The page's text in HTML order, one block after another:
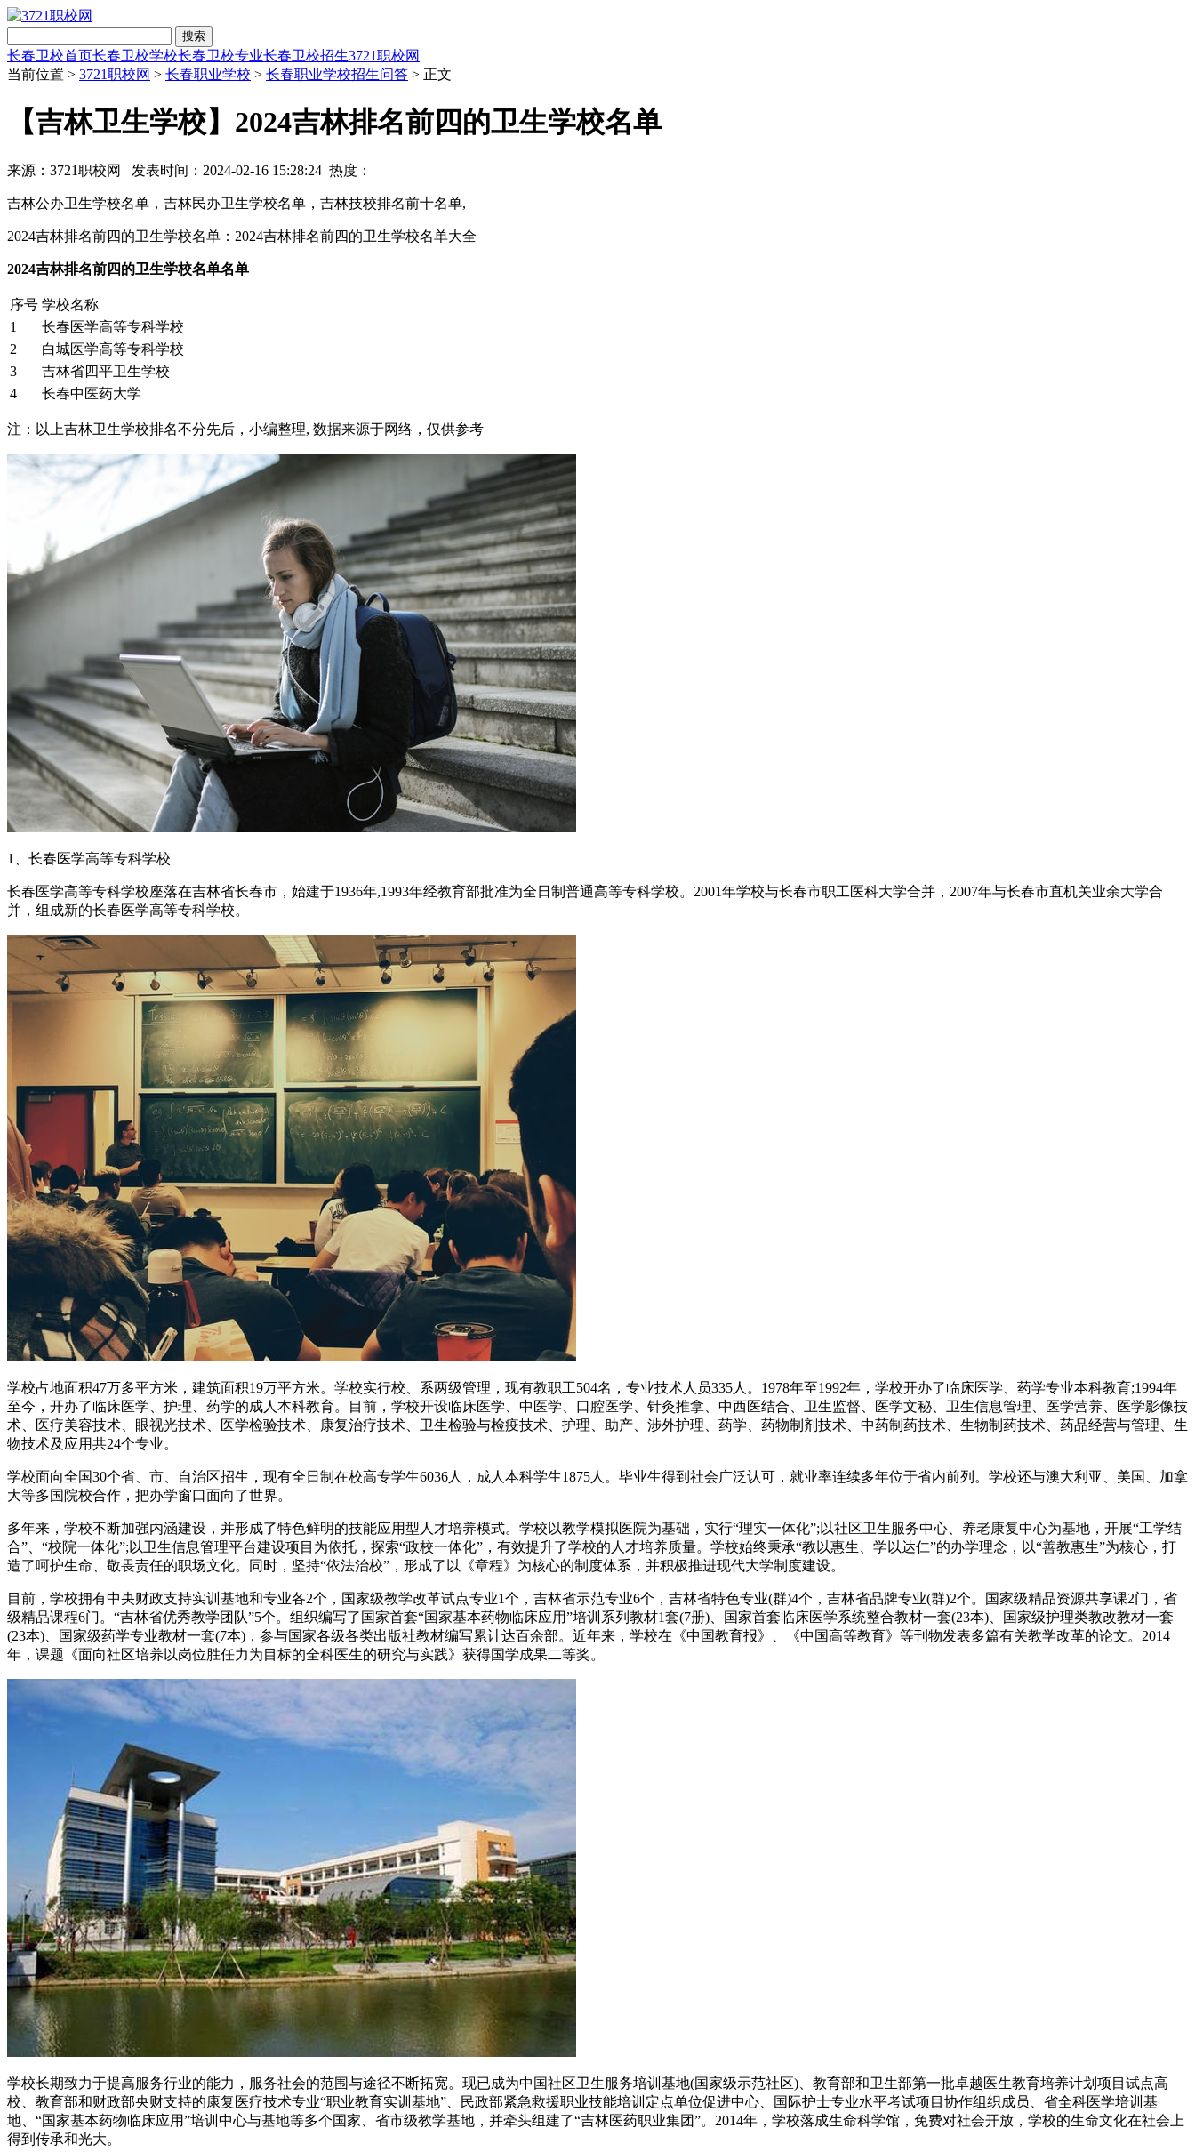
搜索
长春卫校首页长春卫校学校长春卫校专业长春卫校招生3721职校网
当前位置 > 3721职校网 > 长春职业学校 > 长春职业学校招生问答 > 正文
【吉林卫生学校】2024吉林排名前四的卫生学校名单
来源：3721职校网 发表时间：2024-02-16 15:28:24 热度：
吉林公办卫生学校名单，吉林民办卫生学校名单，吉林技校排名前十名单,
2024吉林排名前四的卫生学校名单：2024吉林排名前四的卫生学校名单大全
2024吉林排名前四的卫生学校名单名单
序号 学校名称
1
长春医学高等专科学校
2
白城医学高等专科学校
3
吉林省四平卫生学校
4
长春中医药大学
注：以上吉林卫生学校排名不分先后，小编整理, 数据来源于网络，仅供参考
1、长春医学高等专科学校
长春医学高等专科学校座落在吉林省长春市，始建于1936年,1993年经教育部批准为全日制普通高等专科学校。2001年学校与长春市职工医科大学合并，2007年与长春市直机关业余大学合
并，组成新的长春医学高等专科学校。
学校占地面积47万多平方米，建筑面积19万平方米。学校实行校、系两级管理，现有教职工504名，专业技术人员335人。1978年至1992年，学校开办了临床医学、药学专业本科教育;1994年
至今，开办了临床医学、护理、药学的成人本科教育。目前，学校开设临床医学、中医学、口腔医学、针灸推拿、中西医结合、卫生监督、医学文秘、卫生信息管理、医学营养、医学影像技
术、医疗美容技术、眼视光技术、医学检验技术、康复治疗技术、卫生检验与检疫技术、护理、助产、涉外护理、药学、药物制剂技术、中药制药技术、生物制药技术、药品经营与管理、生
物技术及应用共24个专业。
学校面向全国30个省、市、自治区招生，现有全日制在校高专学生6036人，成人本科学生1875人。毕业生得到社会广泛认可，就业率连续多年位于省内前列。学校还与澳大利亚、美国、加拿
大等多国院校合作，把办学窗口面向了世界。
多年来，学校不断加强内涵建设，并形成了特色鲜明的技能应用型人才培养模式。学校以教学模拟医院为基础，实行“理实一体化”;以社区卫生服务中心、养老康复中心为基地，开展“工学结
合”、“校院一体化”;以卫生信息管理平台建设项目为依托，探索“政校一体化”，有效提升了学校的人才培养质量。学校始终秉承“教以惠生、学以达仁”的办学理念，以“善教惠生”为核心，打
造了呵护生命、敬畏责任的职场文化。同时，坚持“依法治校”，形成了以《章程》为核心的制度体系，并积极推进现代大学制度建设。
目前，学校拥有中央财政支持实训基地和专业各2个，国家级教学改革试点专业1个，吉林省示范专业6个，吉林省特色专业(群)4个，吉林省品牌专业(群)2个。国家级精品资源共享课2门，省
级精品课程6门。“吉林省优秀教学团队”5个。组织编写了国家首套“国家基本药物临床应用”培训系列教材1套(7册)、国家首套临床医学系统整合教材一套(23本)、国家级护理类教改教材一套
(23本)、国家级药学专业教材一套(7本)，参与国家各级各类出版社教材编写累计达百余部。近年来，学校在《中国教育报》、《中国高等教育》等刊物发表多篇有关教学改革的论文。2014
年，课题《面向社区培养以岗位胜任力为目标的全科医生的研究与实践》获得国学成果二等奖。
学校长期致力于提高服务行业的能力，服务社会的范围与途径不断拓宽。现已成为中国社区卫生服务培训基地(国家级示范社区)、教育部和卫生部第一批卓越医生教育培养计划项目试点高
校、教育部和财政部央财支持的康复医疗技术专业“职业教育实训基地”、民政部紧急救援职业技能培训定点单位促进中心、国际护士专业水平考试项目协作组织成员、省全科医学培训基
地、“国家基本药物临床应用”培训中心与基地等多个国家、省市级教学基地，并牵头组建了“吉林医药职业集团”。2014年，学校落成生命科学馆，免费对社会开放，学校的生命文化在社会上
得到传承和光大。